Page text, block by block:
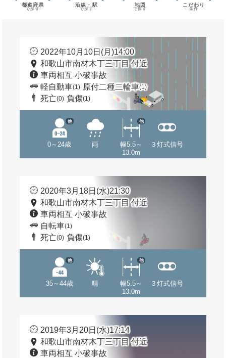
都道府県
で探す
沿線・駅
で探す
地図
で探す
こだわり
条件
2022年10月10日(月)14:00
和歌山市南材木丁三丁目 付近
車両相互 小破事故
軽自動車(1) 原付二種二輪車(1)
死亡(0) 負傷(1)
0～24歳
他
雨
幅5.5～
13.0m
他
３灯式信号
2020年3月18日(水)21:30
和歌山市南材木丁三丁目 付近
車両相互 小破事故
自転車(1)
死亡(0) 負傷(1)
35～44歳
他
晴
幅5.5～
13.0m
他
３灯式信号
2019年3月20日(水)17:14
和歌山市南材木丁三丁目 付近
車両相互 小破事故